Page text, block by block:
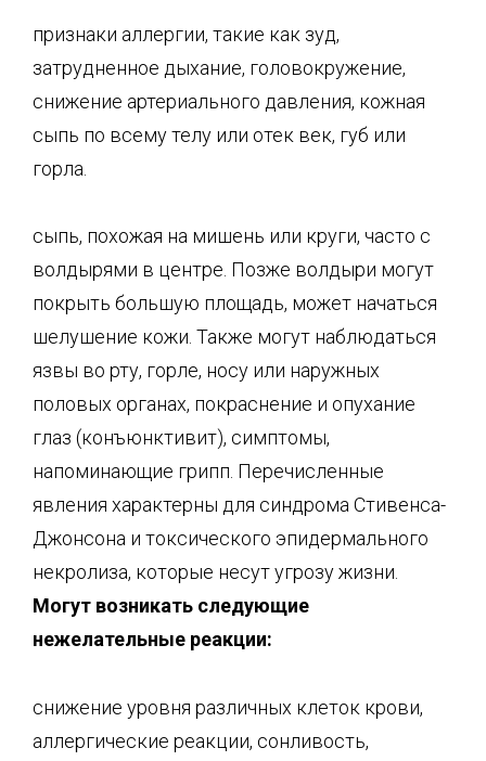
признаки аллергии, такие как зуд,
затрудненное дыхание, головокружение,
снижение артериального давления, кожная
сыпь по всему телу или отек век, губ или
горла.
сыпь, похожая на мишень или круги, часто с
волдырями в центре. Позже волдыри могут
покрыть большую площадь, может начаться
шелушение кожи. Также могут наблюдаться
язвы во рту, горле, носу или наружных
половых органах, покраснение и опухание
глаз (конъюнктивит), симптомы,
напоминающие грипп. Перечисленные
явления характерны для синдрома Стивенса-
Джонсона и токсического эпидермального
некролиза, которые несут угрозу жизни.
Могут возникать следующие
нежелательные реакции:
снижение уровня различных клеток крови,
аллергические реакции, сонливость,